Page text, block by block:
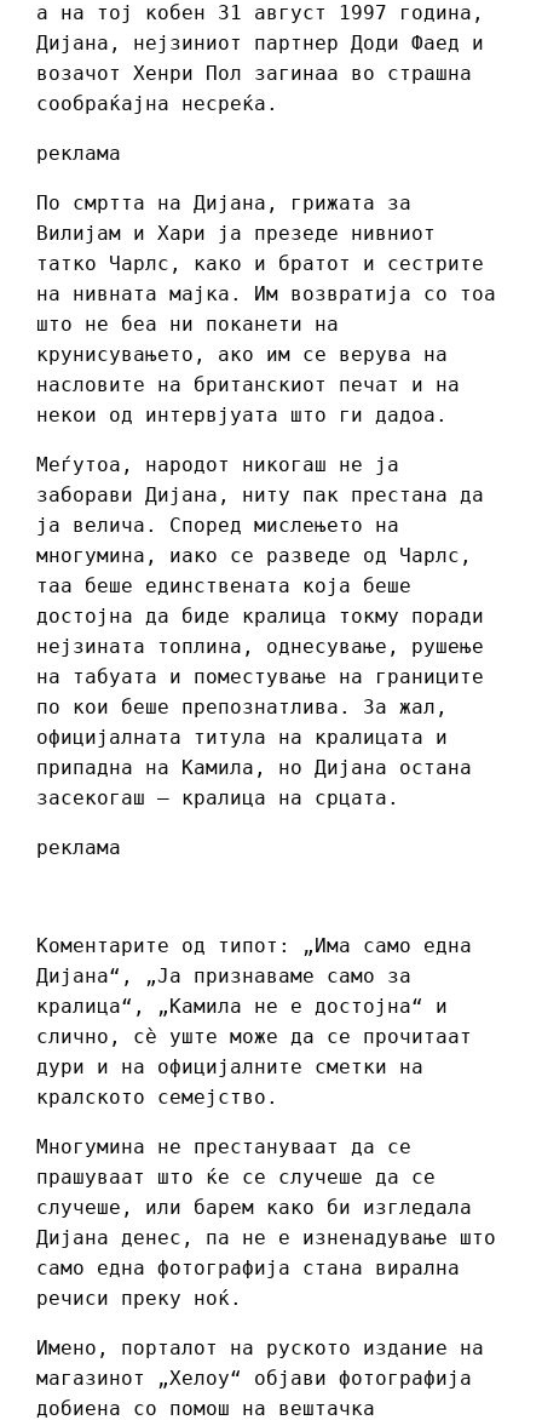
а на тој кобен 31 август 1997 година,
Дијана, нејзиниот партнер Доди Фаед и
возачот Хенри Пол загинаа во страшна
сообраќајна несреќа.
реклама
По смртта на Дијана, грижата за
Вилијам и Хари ја презеде нивниот
татко Чарлс, како и братот и сестрите
на нивната мајка. Им возвратија со тоа
што не беа ни поканети на
крунисувањето, ако им се верува на
насловите на британскиот печат и на
некои од интервјуата што ги дадоа.
Меѓутоа, народот никогаш не ја
заборави Дијана, ниту пак престана да
ја велича. Според мислењето на
многумина, иако се разведе од Чарлс,
таа беше единствената која беше
достојна да биде кралица токму поради
нејзината топлина, однесување, рушење
на табуата и поместување на границите
по кои беше препознатлива. За жал,
официјалната титула на кралицата и
припадна на Камила, но Дијана остана
засекогаш – кралица на срцата.
реклама
Коментарите од типот: „Има само една
Дијана“, „Ја признаваме само за
кралица“, „Камила не е достојна“ и
слично, сè уште може да се прочитаат
дури и на официјалните сметки на
кралското семејство.
Многумина не престануваат да се
прашуваат што ќе се случеше да се
случеше, или барем како би изгледала
Дијана денес, па не е изненадување што
само една фотографија стана вирална
речиси преку ноќ.
Имено, порталот на руското издание на
магазинот „Хелоу“ објави фотографија
добиена со помош на вештачка